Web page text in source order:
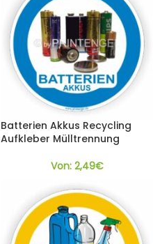
Batterien Akkus Recycling
Aufkleber Mülltrennung
Von: 2,49€